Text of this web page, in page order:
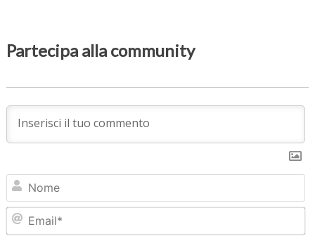
Partecipa alla community